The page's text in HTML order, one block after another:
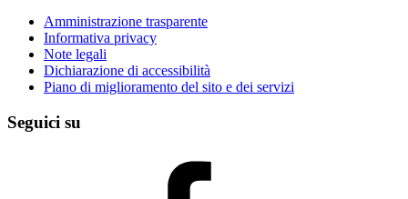
Amministrazione trasparente
Informativa privacy
Note legali
Dichiarazione di accessibilità
Piano di miglioramento del sito e dei servizi
Seguici su